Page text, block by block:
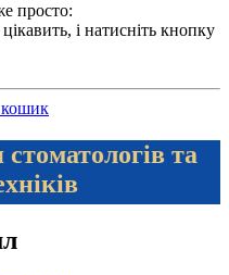
просто:
і натисніть кнопку
та